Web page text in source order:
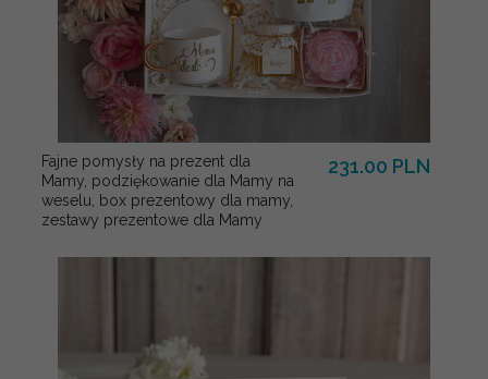
Fajne pomysły na prezent dla
Mamy, podziękowanie dla Mamy na
weselu, box prezentowy dla mamy,
zestawy prezentowe dla Mamy
231.00 PLN